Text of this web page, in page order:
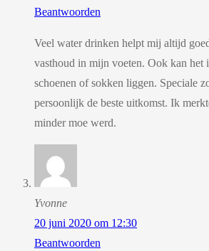
Beantwoorden
Veel water drinken helpt mij altijd
vasthoud in mijn voeten. Ook kan het
schoenen of sokken liggen. Speciale
persoonlijk de beste uitkomst. Ik
minder moe werd.
Yvonne
20 juni 2020 om 12:30
Beantwoorden